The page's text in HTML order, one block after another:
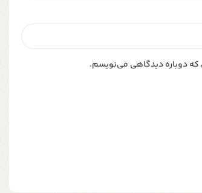
که دوباره دیدگاهی می‌نویسم.